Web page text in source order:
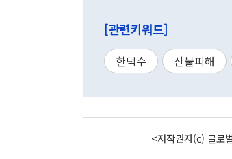
[관련키워드]
한덕수 산불피해
<저작권자(c) 글로